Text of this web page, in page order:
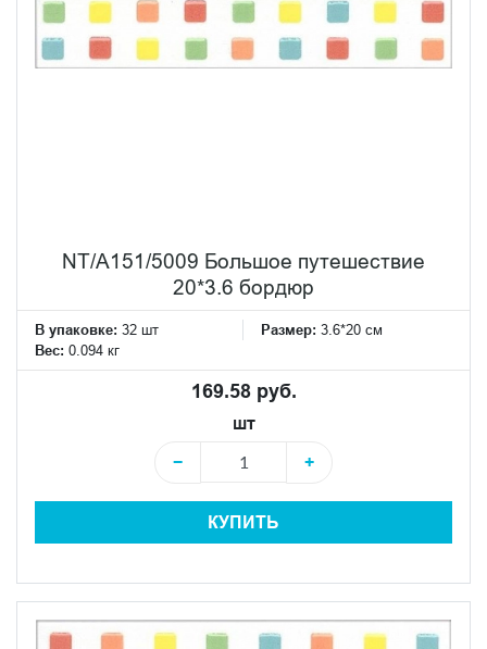
NT/A151/5009 Большое путешествие
20*3.6 бордюр
В упаковке: 32 шт Размер: 3.6*20 см
Вес: 0.094 кг
169.58 руб.
шт
−
+
КУПИТЬ